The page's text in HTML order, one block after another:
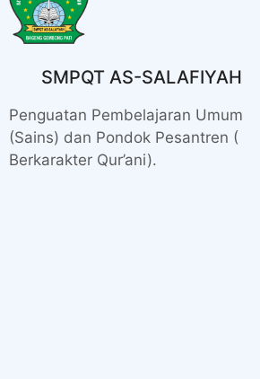
SMPQT AS-SALAFIYAH
Penguatan Pembelajaran Umum
(Sains) dan Pondok Pesantren (
Berkarakter Qur’ani).